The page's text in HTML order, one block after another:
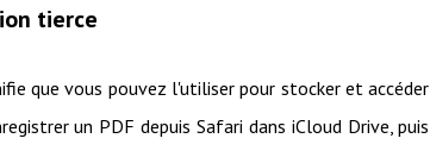
tierce
que vous pouvez l'utiliser pour stocker et accéder
un PDF depuis Safari dans iCloud Drive, puis